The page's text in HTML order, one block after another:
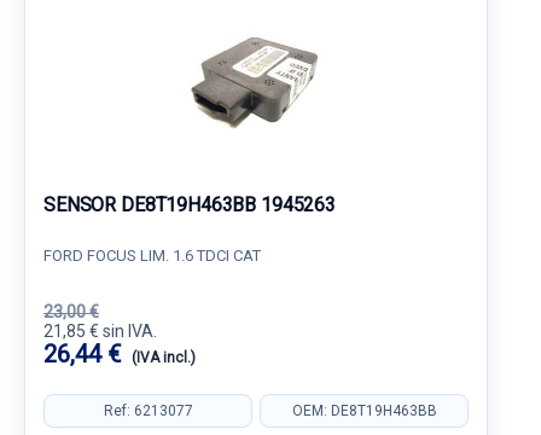
SENSOR DE8T19H463BB 1945263
FORD FOCUS LIM. 1.6 TDCI CAT
23,00 €
21,85 € sin IVA.
26,44 € (IVA incl.)
Ref: 6213077 OEM: DE8T19H463BB